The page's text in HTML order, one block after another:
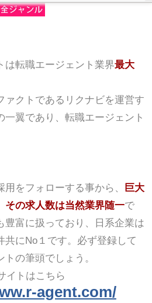
は転職エージェント業界最大
ァクトであるリクナビを運営す
一翼であり、転職エージェント
をフォローする事から、
巨大
その求人数は当然業界随一で
豊富に扱っており、日系企業は
共にNo１です。必ず登録して
の筆頭でしょう。
イトはこちら
agent.com/